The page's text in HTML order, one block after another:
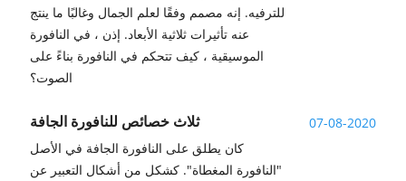
للترفيه. إنه مصمم وفقًا لعلم الجمال وغالبًا ما ينتج
عنه تأثيرات ثلاثية الأبعاد. إذن ، في النافورة
الموسيقية ، كيف تتحكم في النافورة بناءً على
الصوت؟
07-08-2020 ثلاث خصائص للنافورة الجافة
كان يطلق على النافورة الجافة في الأصل
"النافورة المغطاة". كشكل من أشكال التعبير عن